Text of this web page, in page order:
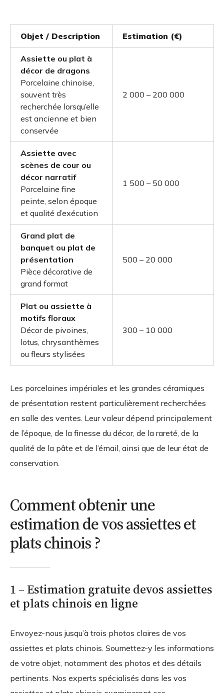
Objet / Description Estimation (€)
Assiette ou plat à
décor de dragons
Porcelaine chinoise,
souvent très
recherchée lorsqu’elle
est ancienne et bien
conservée
2 000 – 200 000
Assiette avec
scènes de cour ou
décor narratif
Porcelaine fine
peinte, selon époque
et qualité d’exécution
1 500 – 50 000
Grand plat de
banquet ou plat de
présentation
Pièce décorative de
grand format
500 – 20 000
Plat ou assiette à
motifs floraux
Décor de pivoines,
lotus, chrysanthèmes
ou fleurs stylisées
300 – 10 000
Les porcelaines impériales et les grandes céramiques
de présentation restent particulièrement recherchées
en salle des ventes. Leur valeur dépend principalement
de l’époque, de la finesse du décor, de la rareté, de la
qualité de la pâte et de l’émail, ainsi que de leur état de
conservation.
Comment obtenir une
estimation de vos assiettes et
plats chinois ?
1 – Estimation gratuite devos assiettes
et plats chinois en ligne
Envoyez-nous jusqu’à trois photos claires de vos
assiettes et plats chinois. Soumettez-y les informations
de votre objet, notamment des photos et des détails
pertinents. Nos experts spécialisés dans les vos